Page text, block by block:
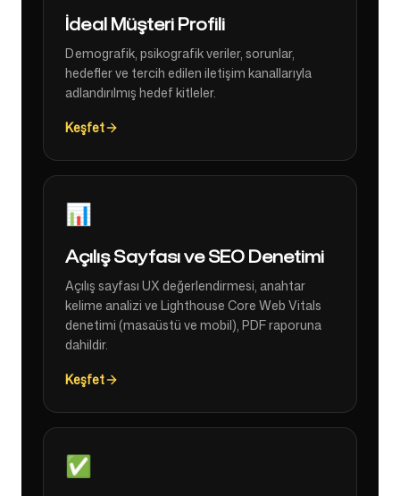
İdeal Müşteri Profili
Demografik, psikografik veriler, sorunlar,
hedefler ve tercih edilen iletişim kanallarıyla
adlandırılmış hedef kitleler.
Keşfet
📊
Açılış Sayfası ve SEO Denetimi
Açılış sayfası UX değerlendirmesi, anahtar
kelime analizi ve Lighthouse Core Web Vitals
denetimi (masaüstü ve mobil), PDF raporuna
dahildir.
Keşfet
✅